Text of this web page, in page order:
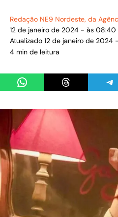
Redação NE9 Nordeste, da
12 de janeiro de 2024 - às 08:40
Atualizado 12 de janeiro de 2024
4 min de leitura
Share on WhatsAppShare on Threads